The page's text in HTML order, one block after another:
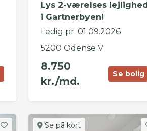
Lys 2-værelses lejlighed
i Gartnerbyen!
Ledig pr. 01.09.2026
5200 Odense V
8.750
kr./md.
Se bolig
Se på kort